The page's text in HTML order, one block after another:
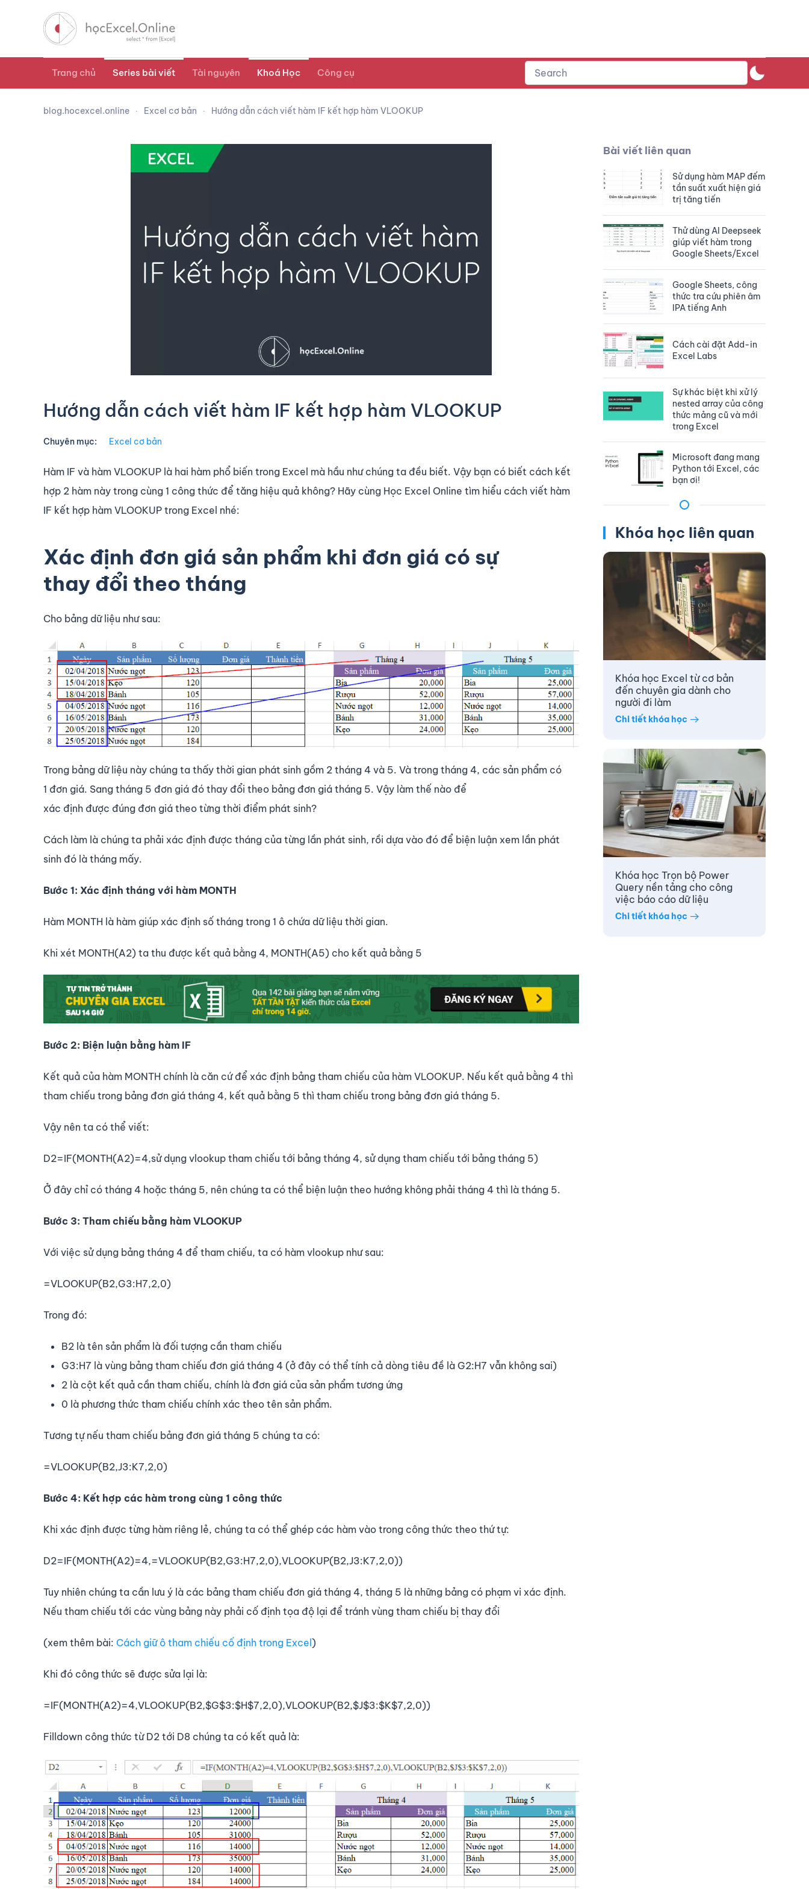
Trang chủ Series bài viết Tài nguyên Khoá Học Công cụ
blog.hocexcel.online Excel cơ bản Hướng dẫn cách viết hàm IF kết hợp hàm VLOOKUP
Hướng dẫn cách viết hàm IF kết hợp hàm VLOOKUP
Chuyên mục: Excel cơ bản
Hàm IF và hàm VLOOKUP là hai hàm phổ biến trong Excel mà hầu như chúng ta đều biết. Vậy bạn có biết cách kết
hợp 2 hàm này trong cùng 1 công thức để tăng hiệu quả không? Hãy cùng Học Excel Online tìm hiểu cách viết hàm
IF kết hợp hàm VLOOKUP trong Excel nhé:
Xác định đơn giá sản phẩm khi đơn giá có sự
thay đổi theo tháng
Cho bảng dữ liệu như sau:
Trong bảng dữ liệu này chúng ta thấy thời gian phát sinh gồm 2 tháng 4 và 5. Và trong tháng 4, các sản phẩm có
1 đơn giá. Sang tháng 5 đơn giá đó thay đổi theo bảng đơn giá tháng 5. Vậy làm thế nào để
xác định được đúng đơn giá theo từng thời điểm phát sinh?
Cách làm là chúng ta phải xác định được tháng của từng lần phát sinh, rồi dựa vào đó để biện luận xem lần phát
sinh đó là tháng mấy.
Bước 1: Xác định tháng với hàm MONTH
Hàm MONTH là hàm giúp xác định số tháng trong 1 ô chứa dữ liệu thời gian.
Khi xét MONTH(A2) ta thu được kết quả bằng 4, MONTH(A5) cho kết quả bằng 5
Bước 2: Biện luận bằng hàm IF
Kết quả của hàm MONTH chính là căn cứ để xác định bảng tham chiếu của hàm VLOOKUP. Nếu kết quả bằng 4 thì
tham chiếu trong bảng đơn giá tháng 4, kết quả bằng 5 thì tham chiếu trong bảng đơn giá tháng 5.
Vậy nên ta có thể viết:
D2=IF(MONTH(A2)=4,sử dụng vlookup tham chiếu tới bảng tháng 4, sử dụng tham chiếu tới bảng tháng 5)
Ở đây chỉ có tháng 4 hoặc tháng 5, nên chúng ta có thể biện luận theo hướng không phải tháng 4 thì là tháng 5.
Bước 3: Tham chiếu bằng hàm VLOOKUP
Với việc sử dụng bảng tháng 4 để tham chiếu, ta có hàm vlookup như sau:
=VLOOKUP(B2,G3:H7,2,0)
Trong đó:
B2 là tên sản phẩm là đối tượng cần tham chiếu
G3:H7 là vùng bảng tham chiếu đơn giá tháng 4 (ở đây có thể tính cả dòng tiêu đề là G2:H7 vẫn không sai)
2 là cột kết quả cần tham chiếu, chính là đơn giá của sản phẩm tương ứng
0 là phương thức tham chiếu chính xác theo tên sản phẩm.
Tương tự nếu tham chiếu bảng đơn giá tháng 5 chúng ta có:
=VLOOKUP(B2,J3:K7,2,0)
Bước 4: Kết hợp các hàm trong cùng 1 công thức
Khi xác định được từng hàm riêng lẻ, chúng ta có thể ghép các hàm vào trong công thức theo thứ tự:
D2=IF(MONTH(A2)=4,=VLOOKUP(B2,G3:H7,2,0),VLOOKUP(B2,J3:K7,2,0))
Tuy nhiên chúng ta cần lưu ý là các bảng tham chiếu đơn giá tháng 4, tháng 5 là những bảng có phạm vi xác định.
Nếu tham chiếu tới các vùng bảng này phải cố định tọa độ lại để tránh vùng tham chiếu bị thay đổi
(xem thêm bài: Cách giữ ô tham chiếu cố định trong Excel )
Khi đó công thức sẽ được sửa lại là:
=IF(MONTH(A2)=4,VLOOKUP(B2,$G$3:$H$7,2,0),VLOOKUP(B2,$J$3:$K$7,2,0))
Filldown công thức từ D2 tới D8 chúng ta có kết quả là:
Bài viết liên quan
Sử dụng hàm MAP đếm
tần suất xuất hiện giá
trị tăng tiến
Thử dùng AI Deepseek
giúp viết hàm trong
Google Sheets/Excel
Google Sheets, công
thức tra cứu phiên âm
IPA tiếng Anh
Cách cài đặt Add-in
Excel Labs
Sự khác biệt khi xử lý
nested array của công
thức mảng cũ và mới
trong Excel
Microsoft đang mang
Python tới Excel, các
bạn ơi!
Khóa học liên quan
Khóa học Excel từ cơ bản
đến chuyên gia dành cho
người đi làm
Chi tiết khóa học
Khóa học Trọn bộ Power
Query nền tảng cho công
việc báo cáo dữ liệu
Chi tiết khóa học